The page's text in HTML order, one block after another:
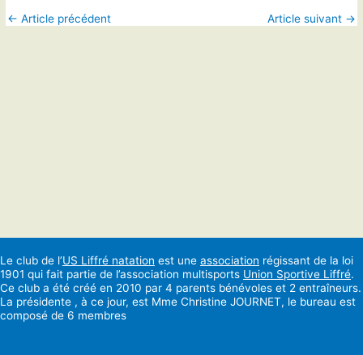
← Article précédent Article suivant →
Le club de l’US Liffré natation est une association régissant de la loi
1901 qui fait partie de l’association multisports Union Sportive Liffré.
Ce club a été créé en 2010 par 4 parents bénévoles et 2 entraîneurs.
La présidente , à ce jour, est Mme Christine JOURNET, le bureau est
composé de 6 membres